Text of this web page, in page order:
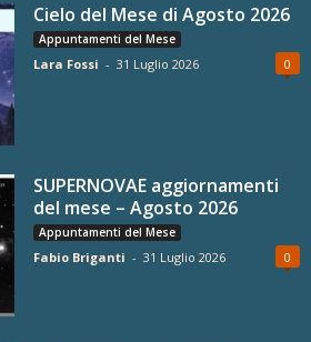
Cielo del Mese di Agosto 2026
Appuntamenti del Mese
Lara Fossi - 31 Luglio 2026 0
SUPERNOVAE aggiornamenti
del mese – Agosto 2026
Appuntamenti del Mese
Fabio Briganti - 31 Luglio 2026 0